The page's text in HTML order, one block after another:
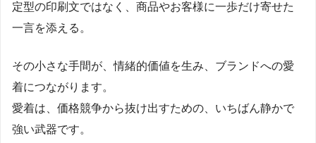
定型の印刷文ではなく、商品やお客様に一歩だけ寄せた
一言を添える。
その小さな手間が、情緒的価値を生み、ブランドへの愛
着につながります。
愛着は、価格競争から抜け出すための、いちばん静かで
強い武器です。